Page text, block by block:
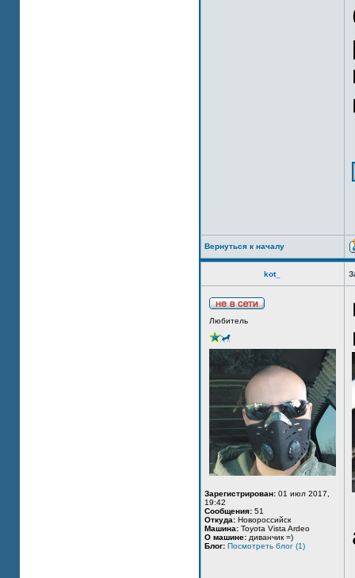
Вернуться к началу
kot_
Любитель
Зарегистрирован: 01 июл 2017,
19:42
Сообщения: 51
Откуда: Новороссийск
Машина: Toyota Vista Ardeo
О машине: диванчик =)
Блог: Посмотреть блог (1)